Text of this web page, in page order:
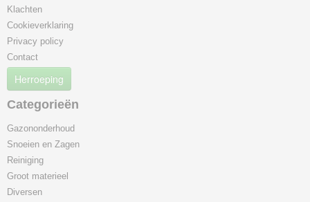
Klachten
Cookieverklaring
Privacy policy
Contact
Herroeping
Categorieën
Gazononderhoud
Snoeien en Zagen
Reiniging
Groot materieel
Diversen